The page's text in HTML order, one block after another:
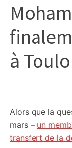
société,
culture,
politique,
faits
citoyennes
à
Alors que la
mars – un
transfert de la